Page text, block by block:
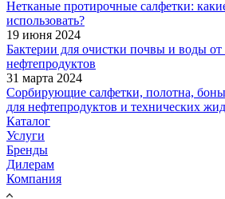
Нетканые протирочные салфетки:
использовать?
19 июня 2024
Бактерии для очистки почвы и воды
нефтепродуктов
31 марта 2024
Сорбирующие салфетки, полотна,
для нефтепродуктов и технических
Каталог
Услуги
Бренды
Дилерам
Компания